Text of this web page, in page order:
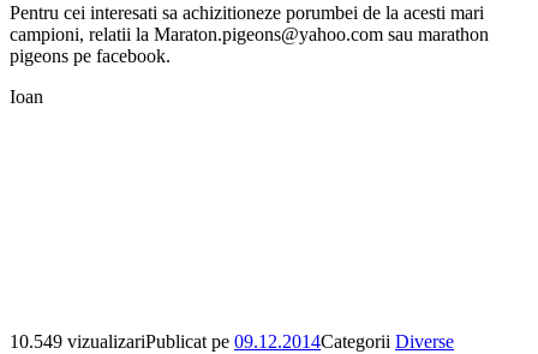
Pentru cei interesati sa achizitioneze porumbei de la acesti mari
campioni, relatii la Maraton.pigeons@yahoo.com sau marathon
pigeons pe facebook.
Ioan
10.549 vizualizariPublicat pe 09.12.2014Categorii Diverse